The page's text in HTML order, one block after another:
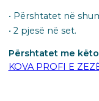
• Përshtatet në
• 2 pjesë në set.
Përshtatet me
KOVA PROFI E